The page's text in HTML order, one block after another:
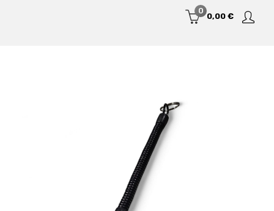
0
0,00 €